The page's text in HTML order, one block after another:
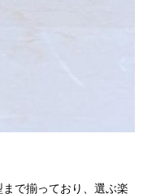
で揃っており、選ぶ楽